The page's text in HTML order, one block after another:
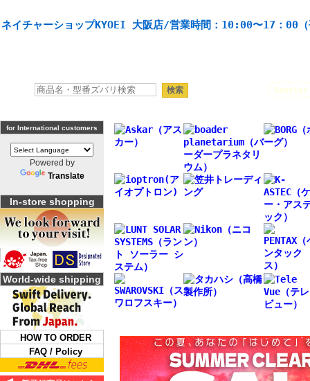
ネイチャーショップKYOEI 大阪店/営業時間：10:00〜17：00（
Seestar
for International customers
Powered by
Translate
In-store shopping
World-wide shipping
HOW TO ORDER
FAQ / Policy